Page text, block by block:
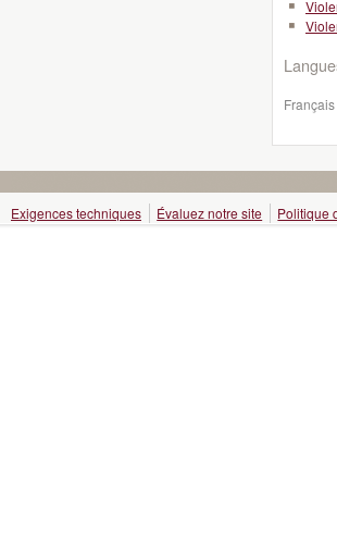
Exigences techniques Évaluez notre site Politique